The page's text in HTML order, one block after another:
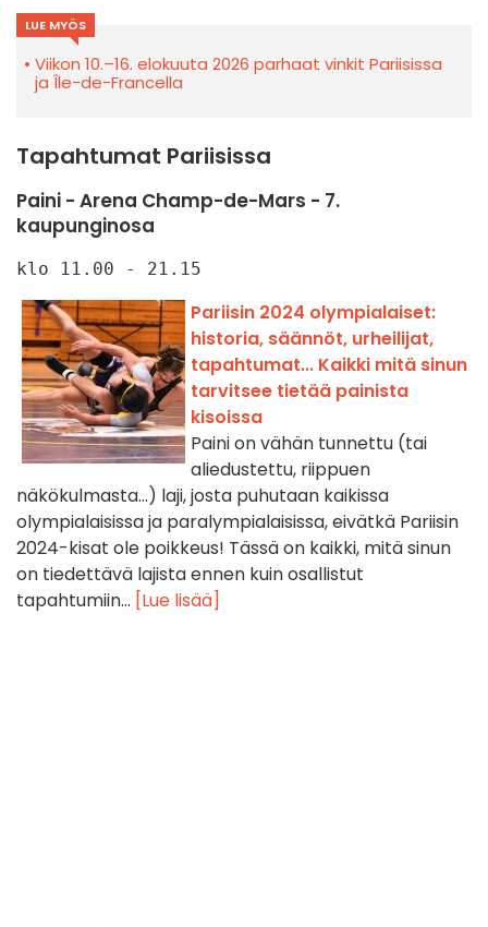
LUE MYÖS
Viikon 10.–16. elokuuta 2026 parhaat vinkit Pariisissa
ja Île-de-Francella
Tapahtumat Pariisissa
Paini - Arena Champ-de-Mars - 7.
kaupunginosa
klo 11.00 - 21.15
Pariisin 2024 olympialaiset:
historia, säännöt, urheilijat,
tapahtumat... Kaikki mitä sinun
tarvitsee tietää painista
kisoissa
Paini on vähän tunnettu (tai
aliedustettu, riippuen
näkökulmasta...) laji, josta puhutaan kaikissa
olympialaisissa ja paralympialaisissa, eivätkä Pariisin
2024-kisat ole poikkeus! Tässä on kaikki, mitä sinun
on tiedettävä lajista ennen kuin osallistut
tapahtumiin... [Lue lisää]